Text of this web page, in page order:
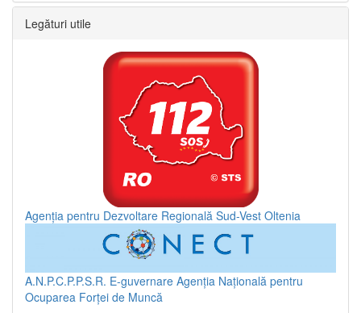
Legături utile
Agenția pentru Dezvoltare Regională Sud-Vest Oltenia
A.N.P.C.P.P.S.R. E-guvernare Agenția Națională pentru
Ocuparea Forței de Muncă